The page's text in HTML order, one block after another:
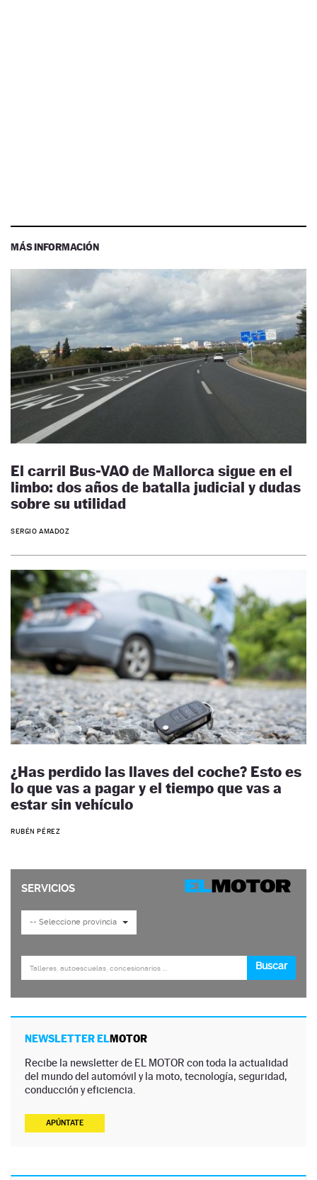
MÁS INFORMACIÓN
El carril Bus-VAO de Mallorca sigue en el
limbo: dos años de batalla judicial y dudas
sobre su utilidad
SERGIO AMADOZ
¿Has perdido las llaves del coche? Esto es
lo que vas a pagar y el tiempo que vas a
estar sin vehículo
RUBÉN PÉREZ
NEWSLETTER ELMOTOR
Recibe la newsletter de EL MOTOR con toda la actualidad
del mundo del automóvil y la moto, tecnología, seguridad,
conducción y eficiencia.
APÚNTATE